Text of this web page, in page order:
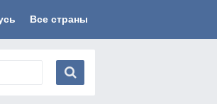
Все страны